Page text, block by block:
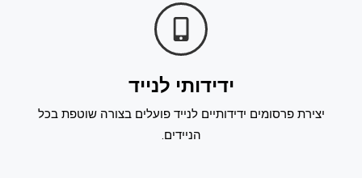
ידידותי לנייד
יצירת פרסומים ידידותיים לנייד פועלים בצורה שוטפת בכל
הניידים.